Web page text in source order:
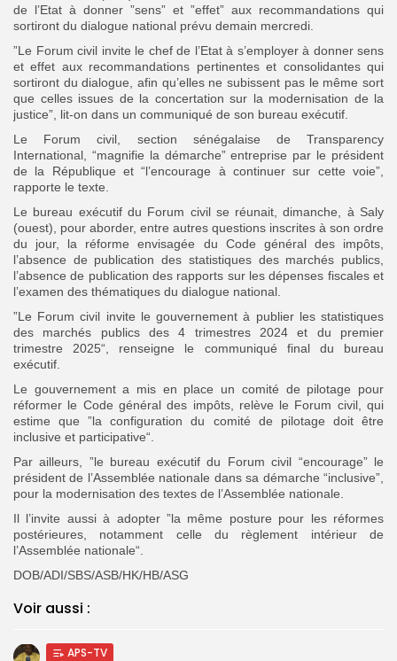
de l’Etat à donner ”sens” et ”effet” aux recommandations qui
sortiront du dialogue national prévu demain mercredi.
”Le Forum civil invite le chef de l’Etat à s’employer à donner sens
et effet aux recommandations pertinentes et consolidantes qui
sortiront du dialogue, afin qu’elles ne subissent pas le même sort
que celles issues de la concertation sur la modernisation de la
justice”, lit-on dans un communiqué de son bureau exécutif.
Le Forum civil, section sénégalaise de Transparency
International, “magnifie la démarche” entreprise par le président
de la République et “l’encourage à continuer sur cette voie”,
rapporte le texte.
Le bureau exécutif du Forum civil se réunait, dimanche, à Saly
(ouest), pour aborder, entre autres questions inscrites à son ordre
du jour, la réforme envisagée du Code général des impôts,
l’absence de publication des statistiques des marchés publics,
l’absence de publication des rapports sur les dépenses fiscales et
l’examen des thématiques du dialogue national.
”Le Forum civil invite le gouvernement à publier les statistiques
des marchés publics des 4 trimestres 2024 et du premier
trimestre 2025“, renseigne le communiqué final du bureau
exécutif.
Le gouvernement a mis en place un comité de pilotage pour
réformer le Code général des impôts, relève le Forum civil, qui
estime que ”la configuration du comité de pilotage doit être
inclusive et participative“.
Par ailleurs, ”le bureau exécutif du Forum civil “encourage” le
président de l’Assemblée nationale dans sa démarche “inclusive”,
pour la modernisation des textes de l’Assemblée nationale.
Il l’invite aussi à adopter ”la même posture pour les réformes
postérieures, notamment celle du règlement intérieur de
l’Assemblée nationale“.
DOB/ADI/SBS/ASB/HK/HB/ASG
Voir aussi :
APS-TV